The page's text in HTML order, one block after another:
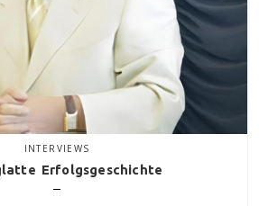
INTERVIEWS
Erfolgsgeschichte